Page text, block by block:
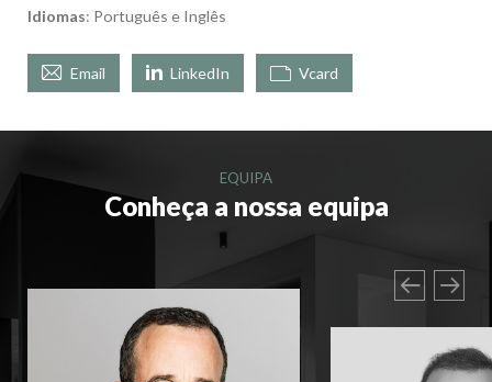
Idiomas: Português e Inglês
Email LinkedIn Vcard
EQUIPA
Conheça a nossa equipa